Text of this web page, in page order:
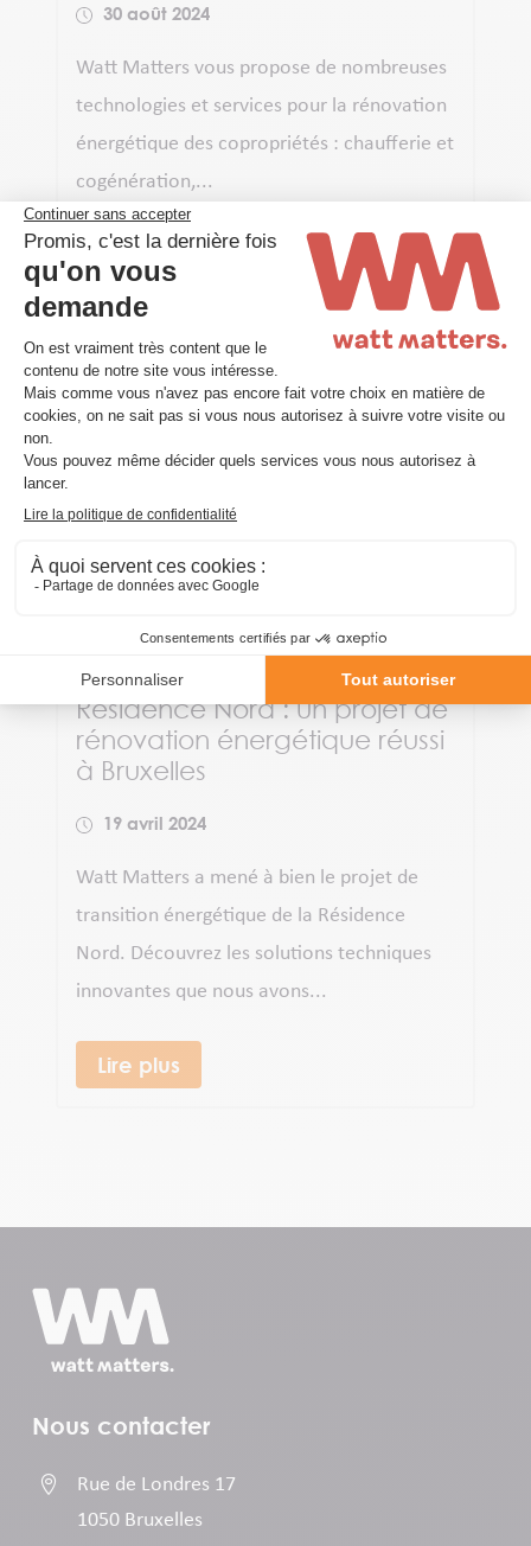
30 août 2024
Watt Matters vous propose de nombreuses
technologies et services pour la rénovation
énergétique des copropriétés : chaufferie et
cogénération,...
Lire plus
Résidence Nord : un projet de
rénovation énergétique réussi
à Bruxelles
19 avril 2024
Watt Matters a mené à bien le projet de
transition énergétique de la Résidence
Nord. Découvrez les solutions techniques
innovantes que nous avons...
Lire plus
Nous contacter

Rue de Londres 17
1050 Bruxelles